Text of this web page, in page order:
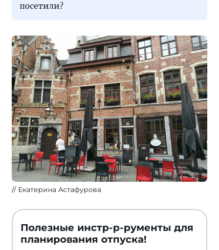
посетили?
Екатерина Астафурова
Полезные инстр-р-рументы для
планирования отпуска!